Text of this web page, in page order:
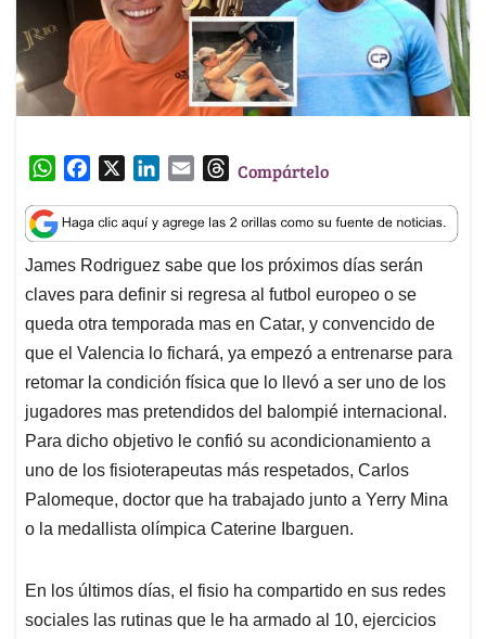
W
a
t
s
A
p
p
c
e
b
o
o
k
n
k
e
d
I
n
a
i
l
T
r
e
a
d
s
Compártelo
James Rodriguez sabe que los próximos días serán
claves para definir si regresa al futbol europeo o se
queda otra temporada mas en Catar, y convencido de
que el Valencia lo fichará, ya empezó a entrenarse para
retomar la condición física que lo llevó a ser uno de los
jugadores mas pretendidos del balompié internacional.
Para dicho objetivo le confió su acondicionamiento a
uno de los fisioterapeutas más respetados, Carlos
Palomeque, doctor que ha trabajado junto a Yerry Mina
o la medallista olímpica Caterine Ibarguen.
En los últimos días, el fisio ha compartido en sus redes
sociales las rutinas que le ha armado al 10, ejercicios